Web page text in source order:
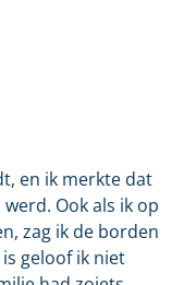
en ik merkte dat
werd. Ook als ik op
zag ik de borden
geloof ik niet